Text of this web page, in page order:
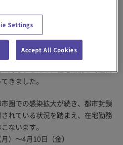
「新型コロナウイルス感染症対策
高責任者とする「新型肺炎対策本
の感染被害抑止と従業員・パート
対応するため、在宅勤務と時差出
きました。
圏での感染拡大が続き、都市封鎖
れている状況を踏まえ、在宅勤務
ないます。
）～4月10日（金）
Settings
Accept All Cookies